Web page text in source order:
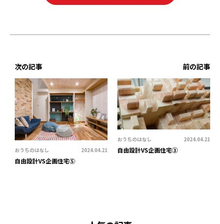
次の記事
おうちのはなし 2024.04.21
自由設計VS企画住宅⑤
前の記事
おうちのはなし 2024.04.21
自由設計VS企画住宅③